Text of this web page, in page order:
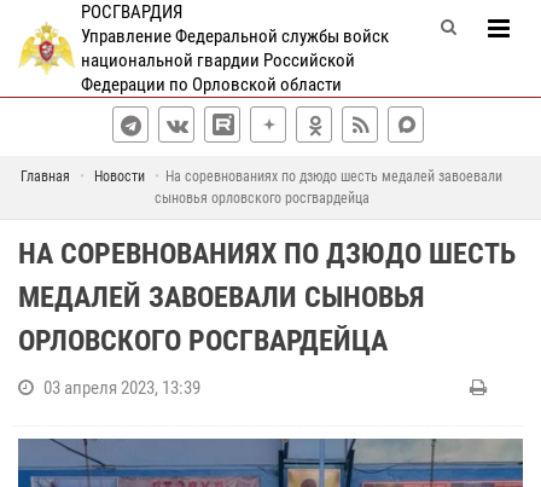
РОСГВАРДИЯ
Управление Федеральной службы войск
национальной гвардии Российской
Федерации по Орловской области
Главная Новости
На соревнованиях по дзюдо шесть медалей завоевали
сыновья орловского росгвардейца
НА СОРЕВНОВАНИЯХ ПО ДЗЮДО ШЕСТЬ
МЕДАЛЕЙ ЗАВОЕВАЛИ СЫНОВЬЯ
ОРЛОВСКОГО РОСГВАРДЕЙЦА
03 апреля 2023, 13:39